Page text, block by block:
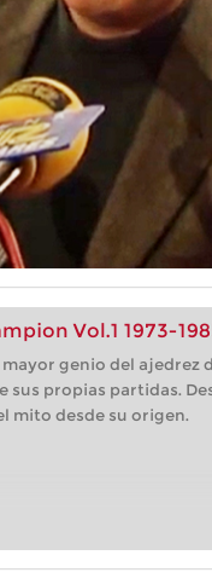
Vol.1 1973-
genio del ajedrez
sus propias partidas.
mito desde su origen.